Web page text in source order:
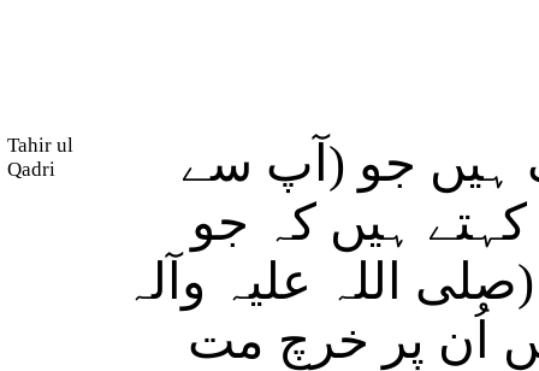
Tahir ul
Qadri
ہیں جو (آپ سے
کہتے ہیں کہ جو
اللہ علیہ وآلہ
اُن پر خرچ مت